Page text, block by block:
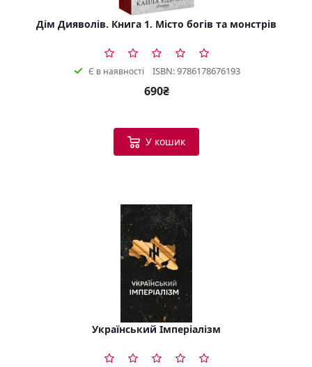
Дім Дияволів. Книга 1. Місто богів та монстрів
Є в наявності ISBN: 9786178676193
690₴
У кошик
Український Імперіалізм